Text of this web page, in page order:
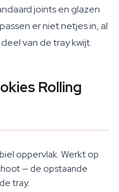
joints en glazen
er niet netjes in, al
van de tray kwijt.
Rolling
oppervlak. Werkt op
— de opstaande
tray.